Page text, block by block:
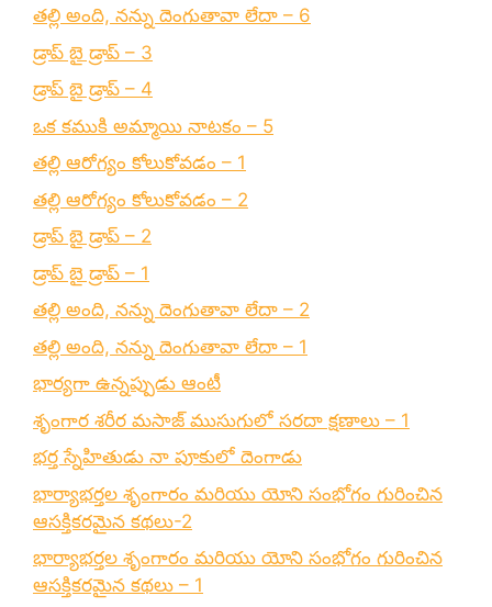
తల్లి అంది, నన్ను దెంగుతావా లేదా – 6
డ్రాప్ బై డ్రాప్ – 3
డ్రాప్ బై డ్రాప్ – 4
ఒక కముకి అమ్మాయి నాటకం – 5
తల్లి ఆరోగ్యం కోలుకోవడం – 1
తల్లి ఆరోగ్యం కోలుకోవడం – 2
డ్రాప్ బై డ్రాప్ – 2
డ్రాప్ బై డ్రాప్ – 1
తల్లి అంది, నన్ను దెంగుతావా లేదా – 2
తల్లి అంది, నన్ను దెంగుతావా లేదా – 1
భార్యగా ఉన్నప్పుడు ఆంటీ
శృంగార శరీర మసాజ్ ముసుగులో సరదా క్షణాలు – 1
భర్త స్నేహితుడు నా పూకులో దెంగాడు
భార్యాభర్తల శృంగారం మరియు యోని సంభోగం గురించిన
ఆసక్తికరమైన కథలు-2
భార్యాభర్తల శృంగారం మరియు యోని సంభోగం గురించిన
ఆసక్తికరమైన కథలు – 1